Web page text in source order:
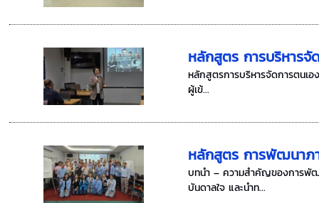
หลักสูตร การบริหารจั
หลักสูตรการบริหารจัดการตนเ
ผู้เข้...
หลักสูตร การพัฒนาภ
บทนำ – ความสำคัญของการพัฒ
บันดาลใจ และนำท...